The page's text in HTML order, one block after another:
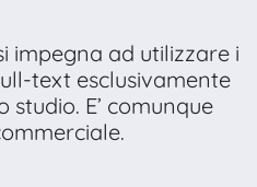
impegna ad utilizzare i
text esclusivamente
E’ comunque